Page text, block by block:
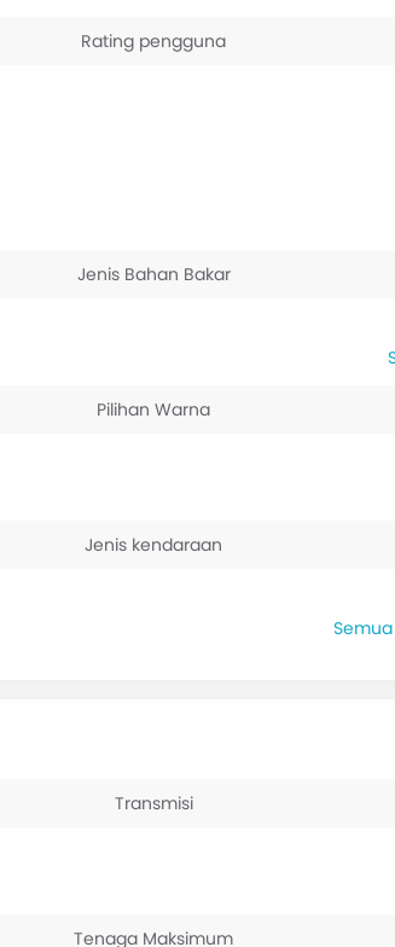
Rating pengguna
Jenis Bahan Bakar
Pilihan Warna
Jenis kendaraan
Transmisi
Tenaga Maksimum